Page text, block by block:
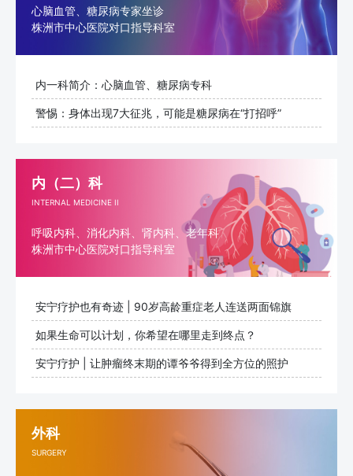
心脑血管、糖尿病专家坐诊
株洲市中心医院对口指导科室
内一科简介：心脑血管、糖尿病专科
警惕：身体出现7大征兆，可能是糖尿病在“打招呼”
内（二）科
INTERNAL MEDICINE II
呼吸内科、消化内科、肾内科、老年科
株洲市中心医院对口指导科室
安宁疗护也有奇迹 | 90岁高龄重症老人连送两面锦旗
如果生命可以计划，你希望在哪里走到终点？
​安宁疗护 | 让肿瘤终末期的谭爷爷得到全方位的照护
外科
SURGERY